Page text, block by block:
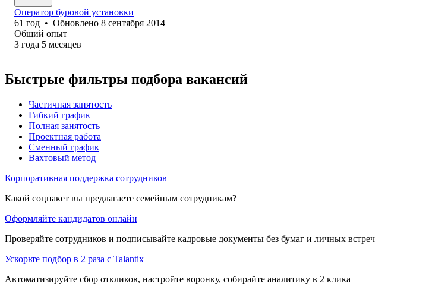
Оператор буровой установки
61 год • Обновлено 8 сентября 2014
Общий опыт
3 года 5 месяцев
Быстрые фильтры подбора вакансий
Частичная занятость
Гибкий график
Полная занятость
Проектная работа
Сменный график
Вахтовый метод
Корпоративная поддержка сотрудников
Какой соцпакет вы предлагаете семейным сотрудникам?
Оформляйте кандидатов онлайн
Проверяйте сотрудников и подписывайте кадровые документы без бумаг и личных встреч
Ускорьте подбор в 2 раза с Talantix
Автоматизируйте сбор откликов, настройте воронку, собирайте аналитику в 2 клика